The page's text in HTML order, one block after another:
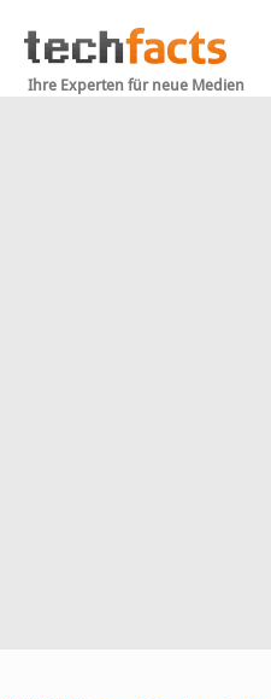
Ihre Experten für neue Medien